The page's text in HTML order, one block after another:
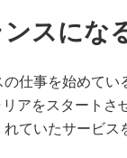
スにな
仕事を始めて
アをスタートさ
ていたサービス